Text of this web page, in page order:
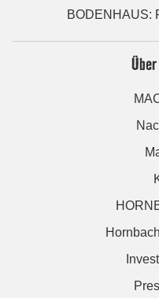
BODENHAUS:
Über